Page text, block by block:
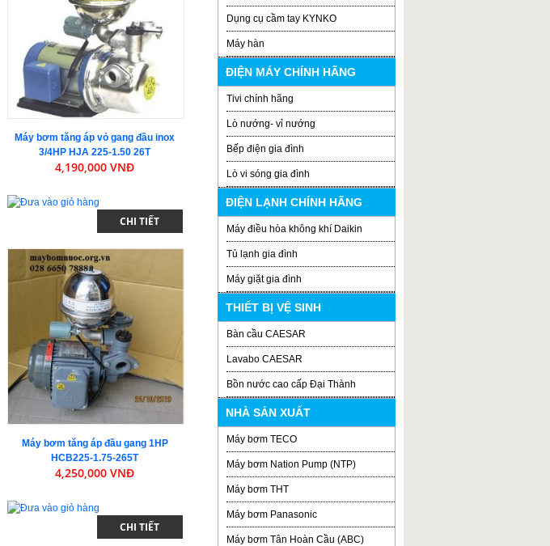
Máy bơm tăng áp vỏ gang đầu inox
3/4HP HJA 225-1.50 26T
4,190,000 VNĐ
CHI TIẾT
Máy bơm tăng áp đầu gang 1HP
HCB225-1.75-265T
4,250,000 VNĐ
CHI TIẾT
Dụng cụ cầm tay KYNKO
Máy hàn
ĐIỆN MÁY CHÍNH HÃNG
Tivi chính hãng
Lò nướng- vỉ nướng
Bếp điện gia đình
Lò vi sóng gia đình
ĐIỆN LẠNH CHÍNH HÃNG
Máy điều hòa không khí Daikin
Tủ lạnh gia đình
Máy giặt gia đình
THIẾT BỊ VỆ SINH
Bàn cầu CAESAR
Lavabo CAESAR
Bồn nước cao cấp Đại Thành
NHÀ SẢN XUẤT
Máy bơm TECO
Máy bơm Nation Pump (NTP)
Máy bơm THT
Máy bơm Panasonic
Máy bơm Tân Hoàn Cầu (ABC)